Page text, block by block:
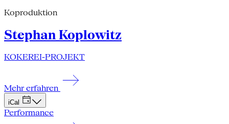
Koproduktion
Stephan Koplowitz
KOKEREI-PROJEKT
Mehr erfahren
iCal
Performance